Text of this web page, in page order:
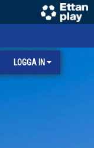
LOGGA IN